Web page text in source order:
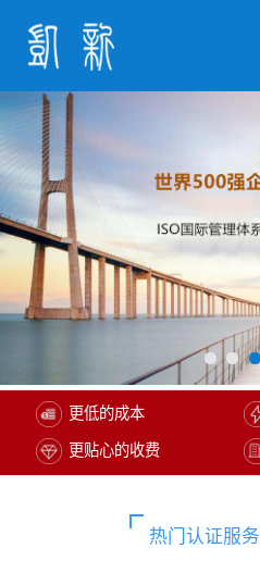
更低的成本
更贴心的收费
热门认证服务